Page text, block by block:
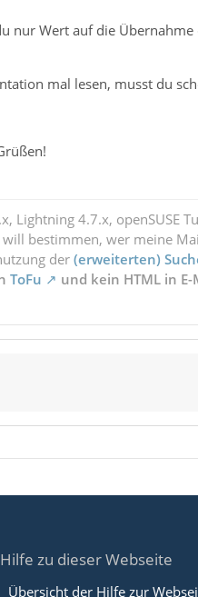
nur Wert auf die
mal lesen, musst du
Lightning 4.7.x, openSUSE
will bestimmen, wer meine
der(erweiterten)
ToFu und kein HTML in E-
Hilfe zu dieser Webseite
Übersicht der Hilfe zur